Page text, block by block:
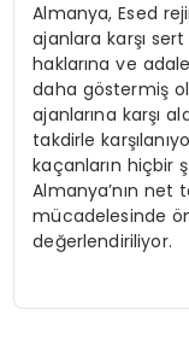
Almanya, Esed
ajanlara karşı
haklarına ve
daha göstermiş
ajanlarına karşı
takdirle
kaçanların hiçbir
Almanya’nın net
mücadelesinde
değerlendiriliyor.